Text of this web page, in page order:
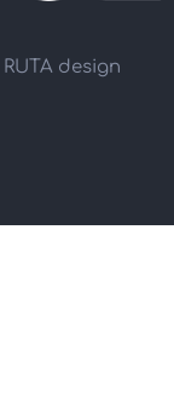
RUTA design